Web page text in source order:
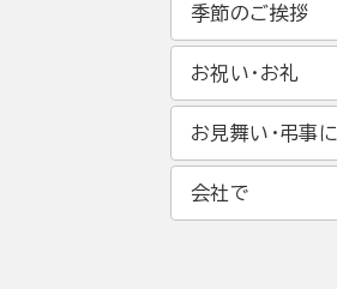
季節のご挨拶
お祝い・お礼
お見舞い・弔事に
会社で